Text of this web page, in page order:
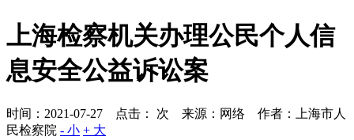
上海检察机关办理公民个人信
息安全公益诉讼案
时间：2021-07-27 点击： 次 来源：网络 作者：上海市人
民检察院 - 小 + 大